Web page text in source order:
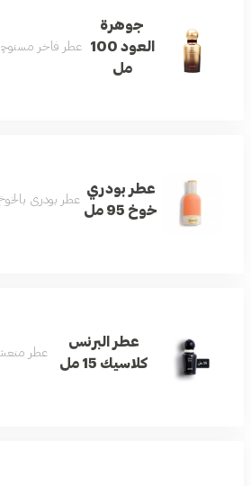
جوهرة
العود 100
مل
عطر فاخر
عطر بودري
خوخ 95 مل
عطر بودري
عطر البرنس
كلاسيك 15 مل
عطر منعش